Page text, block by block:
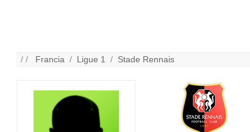
/ / Francia / Ligue 1 / Stade Rennais